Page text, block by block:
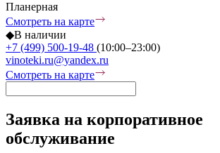
Планерная
Смотреть на карте
◆В наличии
+7 (499) 500-19-48 (10:00–23:00)
vinoteki.ru@yandex.ru
Смотреть на карте
Заявка на корпоративное
обслуживание